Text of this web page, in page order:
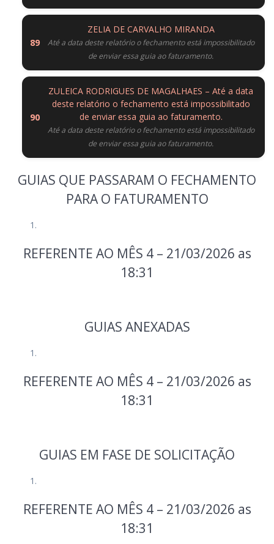
ZELIA DE CARVALHO MIRANDA
Até a data deste relatório o fechamento está impossibilitado
de enviar essa guia ao faturamento.
ZULEICA RODRIGUES DE MAGALHAES – Até a data
deste relatório o fechamento está impossibilitado
de enviar essa guia ao faturamento.
Até a data deste relatório o fechamento está impossibilitado
de enviar essa guia ao faturamento.
GUIAS QUE PASSARAM O FECHAMENTO
PARA O FATURAMENTO
REFERENTE AO MÊS 4 – 21/03/2026 as
18:31
GUIAS ANEXADAS
REFERENTE AO MÊS 4 – 21/03/2026 as
18:31
GUIAS EM FASE DE SOLICITAÇÃO
REFERENTE AO MÊS 4 – 21/03/2026 as
18:31